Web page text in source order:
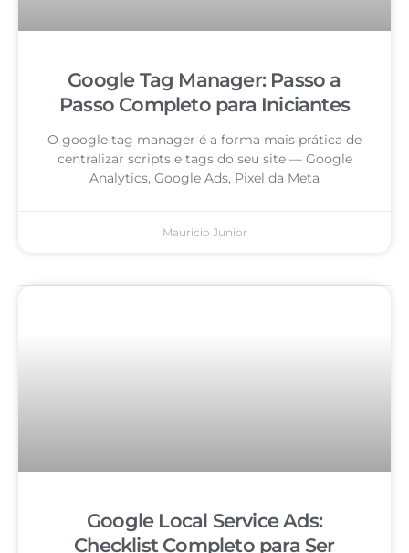
Google Tag Manager: Passo a
Passo Completo para Iniciantes
O google tag manager é a forma mais prática de
centralizar scripts e tags do seu site — Google
Analytics, Google Ads, Pixel da Meta
Mauricio Junior
Google Local Service Ads:
Checklist Completo para Ser